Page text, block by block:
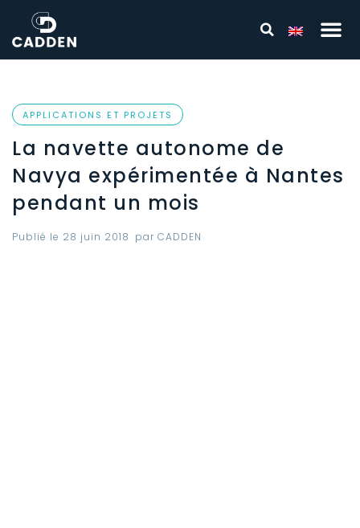
APPLICATIONS ET PROJETS
La navette autonome de
Navya expérimentée à Nantes
pendant un mois
Publié le 28 juin 2018 par CADDEN